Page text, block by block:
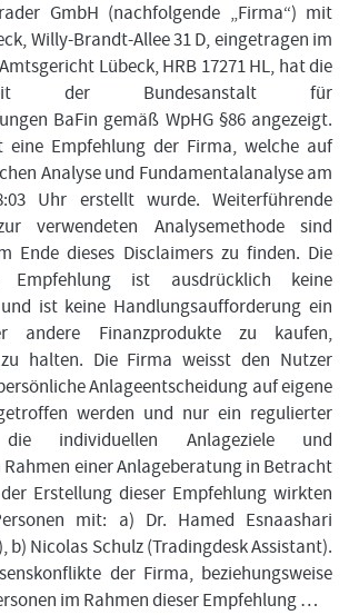
GmbH (nachfolgende „Firma“) mit
Willy-Brandt-Allee 31 D, eingetragen im
Lübeck, HRB 17271 HL, hat die
der Bundesanstalt für
BaFin gemäß WpHG §86 angezeigt.
eine Empfehlung der Firma, welche auf
Analyse und Fundamentalanalyse am
Uhr erstellt wurde. Weiterführende
verwendeten Analysemethode sind
Ende dieses Disclaimers zu finden. Die
Empfehlung ist ausdrücklich keine
ist keine Handlungsaufforderung ein
andere Finanzprodukte zu kaufen,
halten. Die Firma weisst den Nutzer
Anlageentscheidung auf eigene
werden und nur ein regulierter
die individuellen Anlageziele und
einer Anlageberatung in Betracht
Erstellung dieser Empfehlung wirkten
mit: a) Dr. Hamed Esnaashari
b) Nicolas Schulz (Tradingdesk Assistant).
der Firma, beziehungsweise
im Rahmen dieser Empfehlung …